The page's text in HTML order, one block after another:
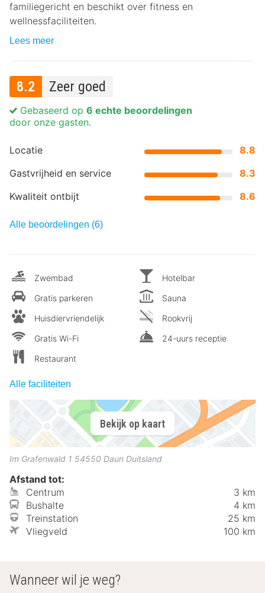
familiegericht en beschikt over fitness en
wellnessfaciliteiten.
Lees meer
8.2 Zeer goed
Locatie
8.8
Gastvrijheid en service
8.3
Kwaliteit ontbijt
8.6
Gebaseerd op 6 echte beoordelingen
door onze gasten.
Alle beoordelingen (6)
Zwembad
Gratis parkeren
Huisdiervriendelijk
Gratis Wi-Fi
Restaurant
Hotelbar
Sauna
Rookvrij
24-uurs receptie
Alle faciliteiten
Bekijk op kaart
Im Grafenwald 1 54550 Daun Duitsland
Afstand tot:
Centrum
3 km
Bushalte
4 km
Treinstation
25 km
Vliegveld
100 km
Wanneer wil je weg?